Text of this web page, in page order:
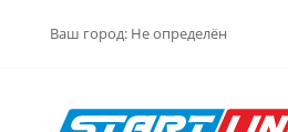
Ваш город: Не определён